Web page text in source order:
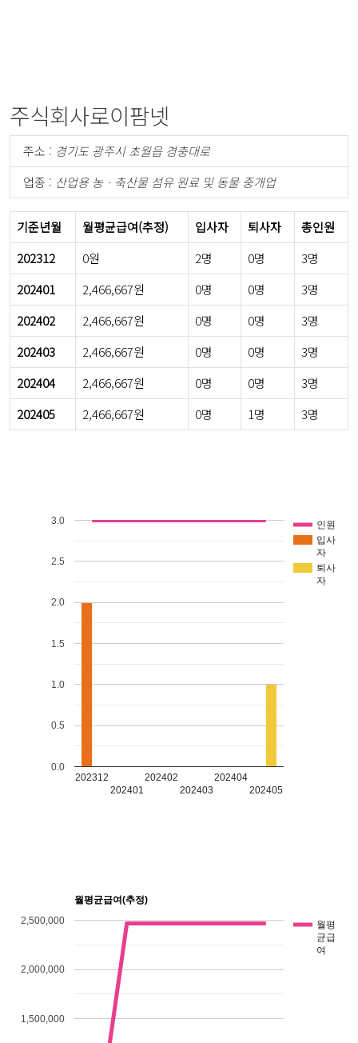
주식회사로이팜넷
주소 : 경기도 광주시 초월읍 경충대로
업종 : 산업용 농ㆍ축산물 섬유 원료 및 동물 중개업
기준년월 월평균급여(추정) 입사자 퇴사자
총인원
202312
0원 2명 0명
3명
202401
2,466,667원 0명 0명
3명
202402
2,466,667원 0명 0명
3명
202403
2,466,667원 0명 0명
3명
202404
2,466,667원 0명 0명
3명
202405
2,466,667원 0명 1명 3명
인원
입사
자
퇴사
자
202312
202401
202402
202403
202404
202405
0.0
0.5
1.0
1.5
2.0
2.5
3.0
월평균급여(추정)
월평
균급
여
1,500,000
2,000,000
2,500,000